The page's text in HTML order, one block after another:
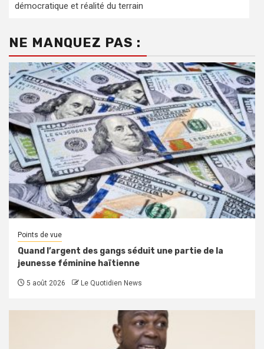
démocratique et réalité du terrain
NE MANQUEZ PAS :
Points de vue
Quand l’argent des gangs séduit une partie de la
jeunesse féminine haïtienne
5 août 2026 Le Quotidien News